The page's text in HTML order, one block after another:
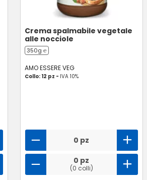
Crema spalmabile vegetale
alle nocciole
350g ℮
AMO ESSERE VEG
Collo: 12 pz - IVA 10%
0 pz
0 pz
(0 colli)